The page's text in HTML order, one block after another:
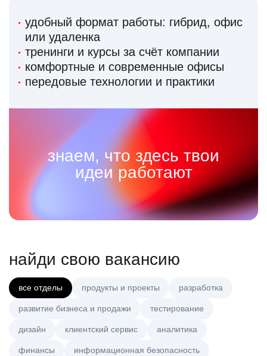
удобный формат работы: гибрид, офис
или удаленка
тренинги и курсы за счёт компании
комфортные и современные офисы
передовые технологии и практики
знаем, что здесь твои
идеи работают
найди свою вакансию
все отделы продукты и проекты разработка
развитие бизнеса и продажи тестирование
дизайн клиентский сервис аналитика
финансы информационная безопасность